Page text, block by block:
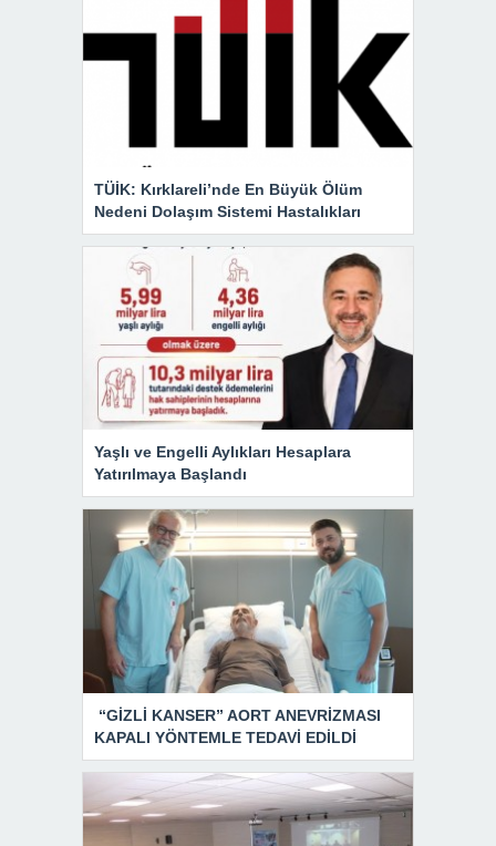
TÜİK: Kırklareli’nde En Büyük Ölüm
Nedeni Dolaşım Sistemi Hastalıkları
Yaşlı ve Engelli Aylıkları Hesaplara
Yatırılmaya Başlandı
“GİZLİ KANSER” AORT ANEVRİZMASI
KAPALI YÖNTEMLE TEDAVİ EDİLDİ